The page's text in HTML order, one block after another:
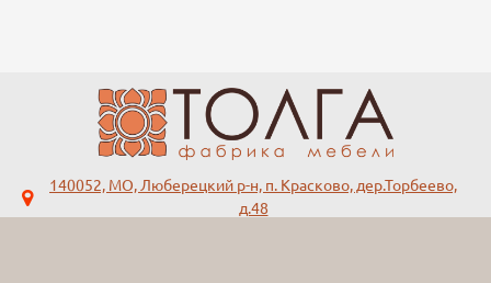
140052, МО, Люберецкий р-н, п. Красково, дер.Торбеево,
д.48